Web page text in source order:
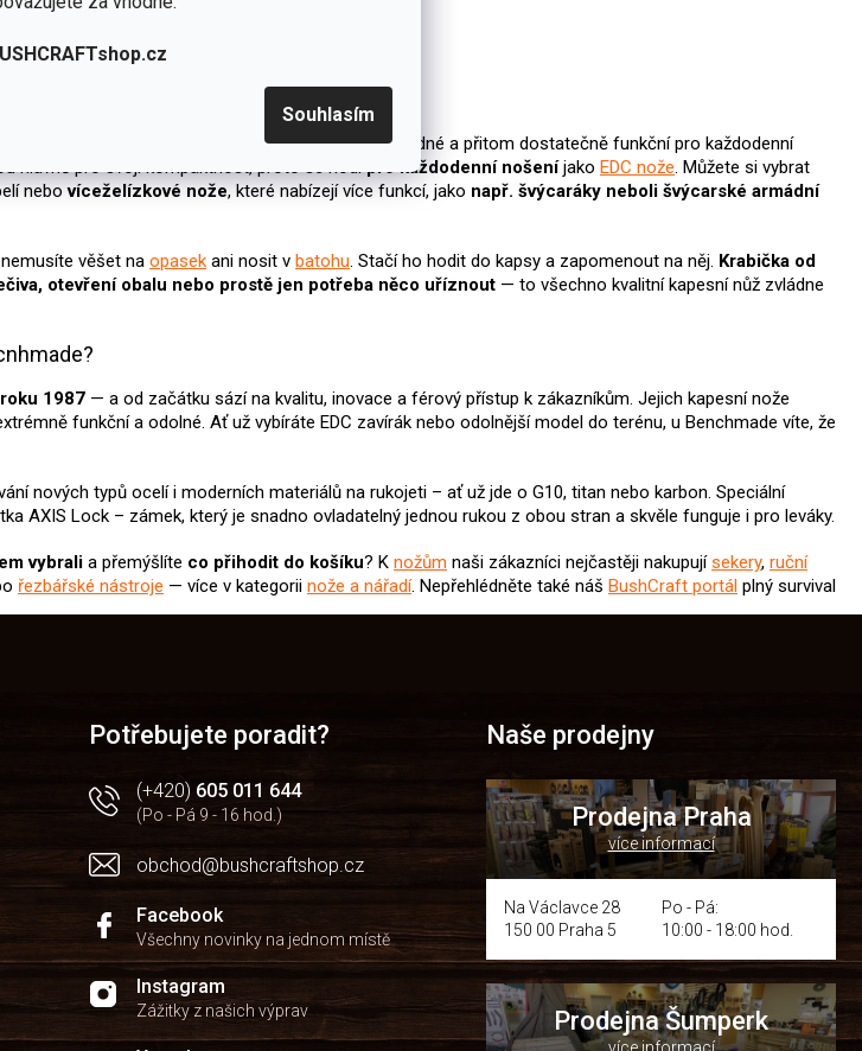
Souhlasím
v
d
a
c
r
v
p
i
nejuniverzálnější nástroje. Jsou malé, skladné a přitom dostatečně funkční pro každodenní
hlavně pro svoji kompaktnost, proto se hodípro každodenní nošeníjako EDC nože. Můžete si vybrat
nebovíceželízkové nože, které nabízejí více funkcí, jako např. švýcaráky neboli švýcarské armádní
věšet na opasek ani nosit v batohu. Stačí ho hodit do kapsy a zapomenout na něj. Krabička od
otevření obalu nebo prostě jen potřeba něco uříznout — to všechno kvalitní kapesní nůž zvládne
1987 — a od začátku sází na kvalitu, inovace a férový přístup k zákazníkům. Jejich kapesní nože
funkční a odolné. Ať už vybíráte EDC zavírák nebo odolnější model do terénu, u Benchmade víte, že
nových typů ocelí i moderních materiálů na rukojeti – ať už jde o G10, titan nebo karbon. Speciální
AXIS Lock – zámek, který je snadno ovladatelný jednou rukou z obou stran a skvěle funguje i pro leváky.
vybrali a přemýšlíte co přihodit do košíku? K nožům naši zákazníci nejčastěji nakupujísekery, ruční
řezbářské nástroje — více v kategorii nože a nářadí. Nepřehlédněte také náš BushCraft portál plný survival
Potřebujete poradit?
(+420) 605 011 644
(Po - Pá 9 - 16 hod.)
obchod@bushcraftshop.cz
Facebook
Všechny novinky na jednom místě
Instagram
Zážitky z našich výprav
Naše prodejny
Prodejna Praha
více informací
Na Václavce 28
150 00 Praha 5
Po - Pá:
10:00 - 18:00 hod.
Prodejna Šumperk